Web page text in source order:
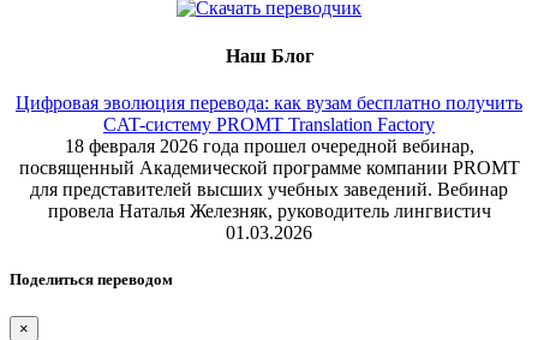
Наш Блог
Цифровая эволюция перевода: как вузам бесплатно получить
CAT-систему PROMT Translation Factory
18 февраля 2026 года прошел очередной вебинар,
посвященный Академической программе компании PROMT
для представителей высших учебных заведений. Вебинар
провела Наталья Железняк, руководитель лингвистич
01.03.2026
Поделиться переводом
×